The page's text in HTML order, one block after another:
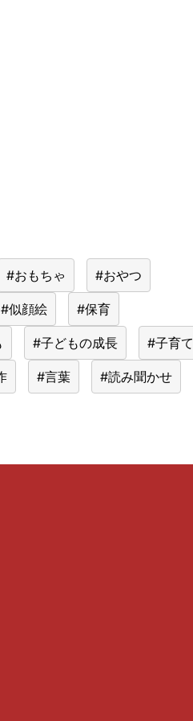
#おもちゃ #おやつ
#似顔絵 #保育
#子どもの成長 #子育て
#言葉 #読み聞かせ